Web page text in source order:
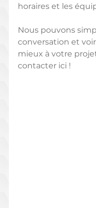
horaires et les
Nous pouvons
conversation et
mieux à votre
contacter ici !